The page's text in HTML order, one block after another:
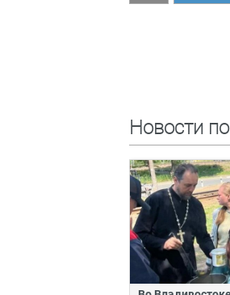
Новости